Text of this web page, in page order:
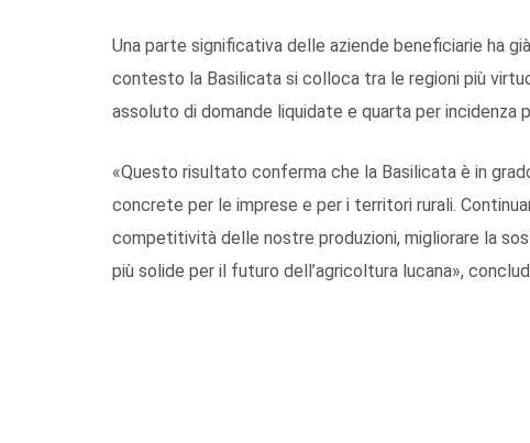
Una parte significativa delle aziende beneficiarie ha
contesto la Basilicata si colloca tra le regioni più
assoluto di domande liquidate e quarta per
«Questo risultato conferma che la Basilicata è in
concrete per le imprese e per i territori rurali.
competitività delle nostre produzioni, migliorare la
più solide per il futuro dell’agricoltura lucana»,